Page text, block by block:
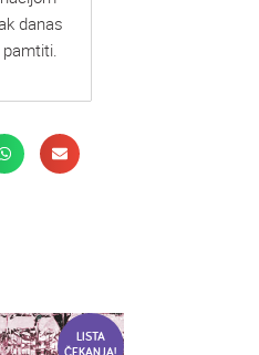
danas
LISTA
ČEKANJA!